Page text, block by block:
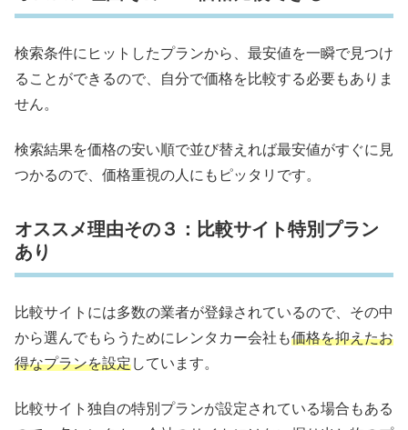
検索条件にヒットしたプランから、最安値を一瞬で見つけ
ることができるので、自分で価格を比較する必要もありま
せん。
検索結果を価格の安い順で並び替えれば最安値がすぐに見
つかるので、価格重視の人にもピッタリです。
オススメ理由その３：比較サイト特別プラン
あり
比較サイトには多数の業者が登録されているので、その中
から選んでもらうためにレンタカー会社も価格を抑えたお
得なプランを設定しています。
比較サイト独自の特別プランが設定されている場合もある